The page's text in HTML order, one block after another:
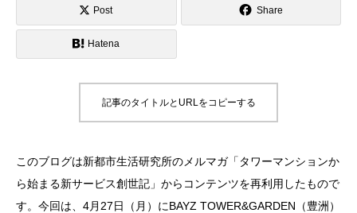
Post Share
Hatena
記事のタイトルとURLをコピーする
このブログは新都市生活研究所のメルマガ「タワーマンションか
ら始まる新サービス創世記」からコンテンツを再利用したもので
す。今回は、4月27日（月）にBAYZ TOWER&GARDEN（豊洲）